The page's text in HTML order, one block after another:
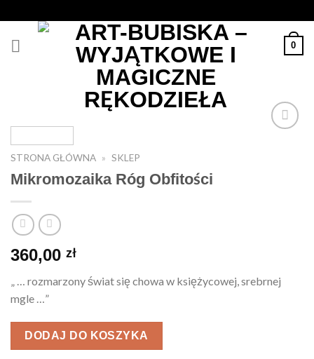
to
content
0
STRONA GŁÓWNA » SKLEP
Mikromozaika Róg Obfitości
360,00 zł
„ … rozmarzony świat się chowa w księżycowej, srebrnej
mgle …”
DODAJ DO KOSZYKA